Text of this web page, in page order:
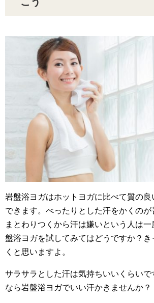
岩盤浴ヨガはホットヨガに比べて質の
できます。べったりとした汗をかくのが
まとわりつくから汗は嫌いという人は
盤浴ヨガを試してみてはどうですか？
くと思いますよ。
サラサラとした汗は気持ちいいくらいで
なら岩盤浴ヨガでいい汗かきませんか？